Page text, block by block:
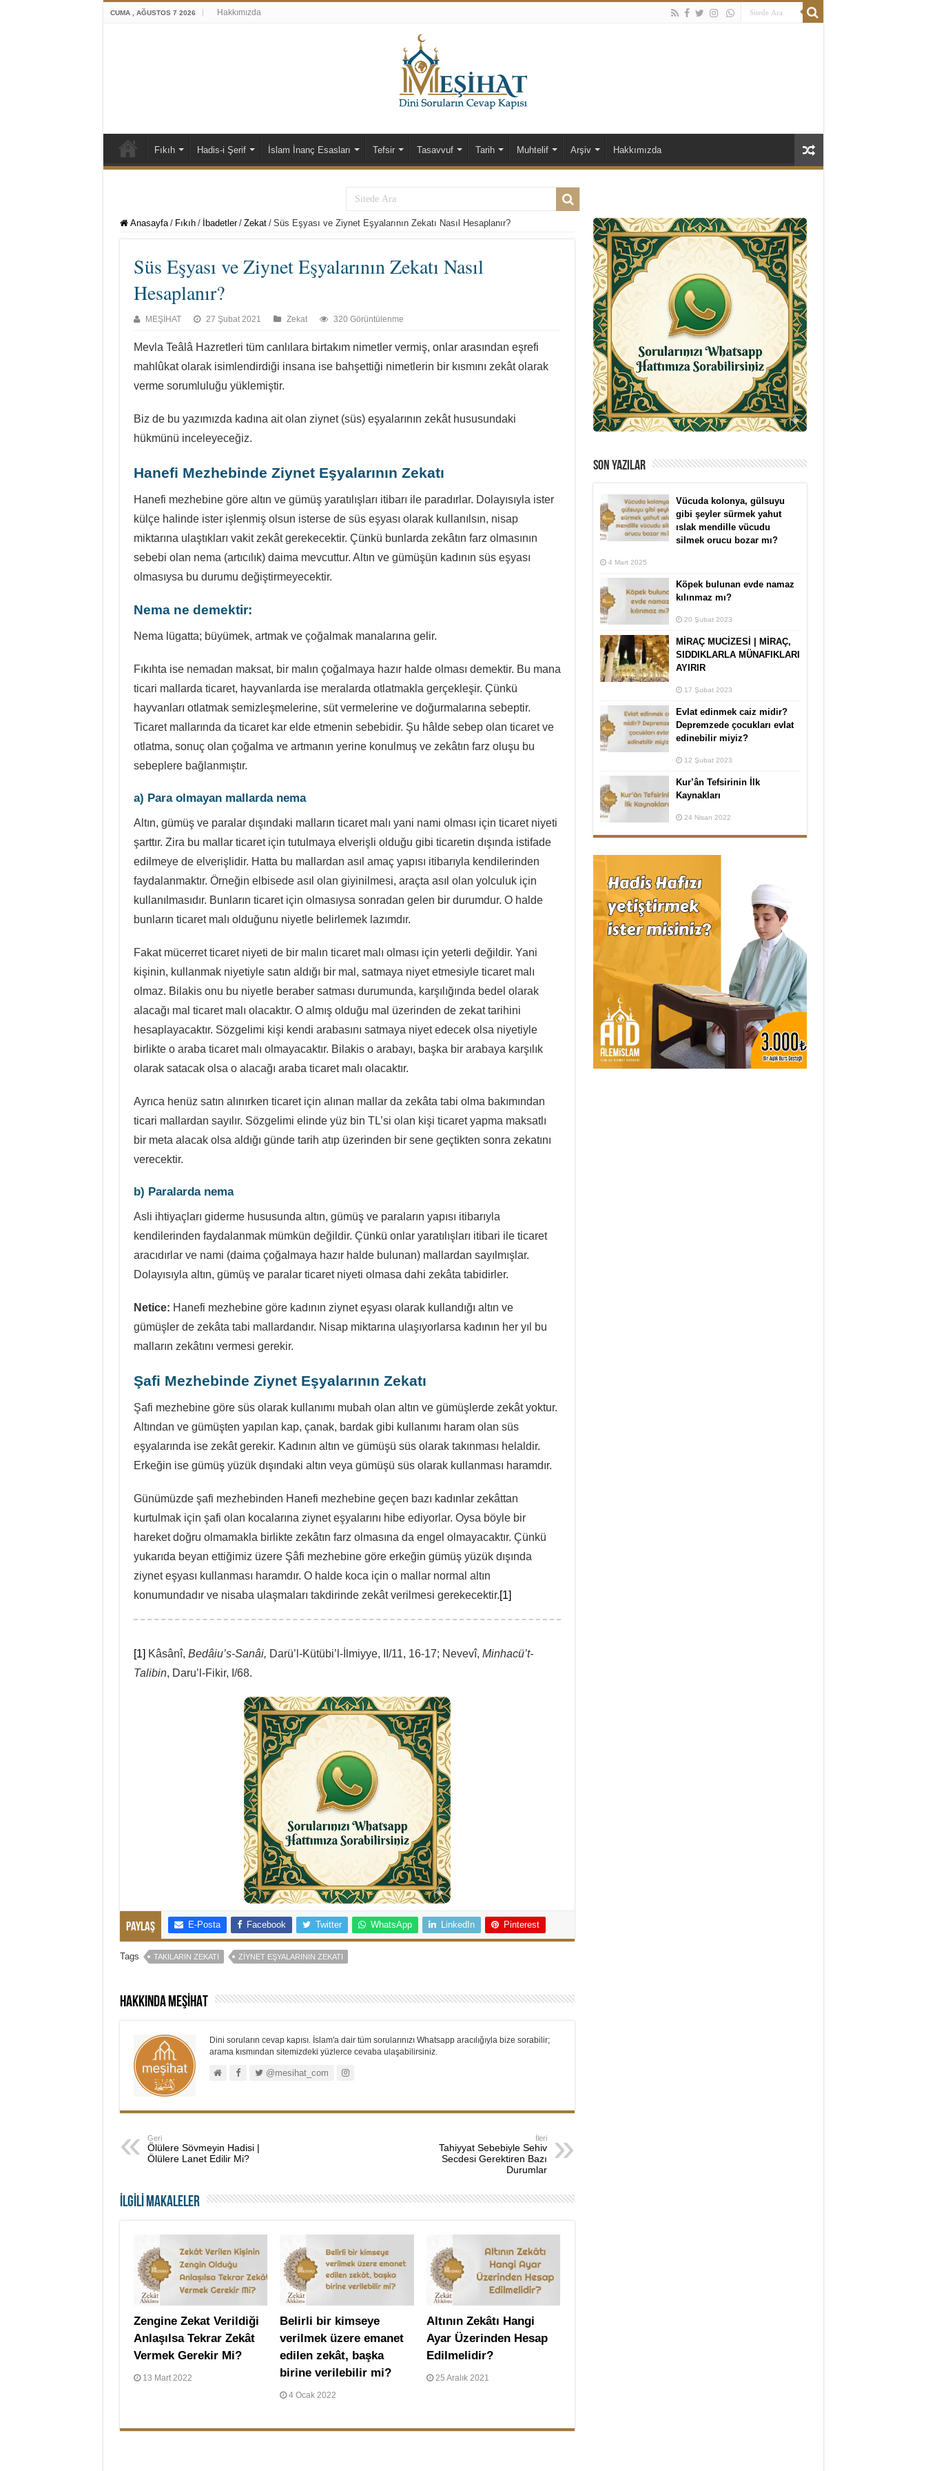
CUMA , AĞUSTOS 7 2026 Hakkımızda
Fıkıh Hadis-i Şerif İslam İnanç Esasları Tefsir Tasavvuf Tarih Muhtelif Arşiv Hakkımızda
Anasayfa / Fıkıh / İbadetler / Zekat / Süs Eşyası ve Ziynet Eşyalarının Zekatı Nasıl Hesaplanır?
Süs Eşyası ve Ziynet Eşyalarının Zekatı Nasıl
Hesaplanır?
MEŞİHAT 27 Şubat 2021 Zekat 320 Görüntülenme
Mevla Teâlâ Hazretleri tüm canlılara birtakım nimetler vermiş, onlar arasından eşrefi
mahlûkat olarak isimlendirdiği insana ise bahşettiği nimetlerin bir kısmını zekât olarak
verme sorumluluğu yüklemiştir.
Biz de bu yazımızda kadına ait olan ziynet (süs) eşyalarının zekât hususundaki
hükmünü inceleyeceğiz.
Hanefi Mezhebinde Ziynet Eşyalarının Zekatı
Hanefi mezhebine göre altın ve gümüş yaratılışları itibarı ile paradırlar. Dolayısıyla ister
külçe halinde ister işlenmiş olsun isterse de süs eşyası olarak kullanılsın, nisap
miktarına ulaştıkları vakit zekât gerekecektir. Çünkü bunlarda zekâtın farz olmasının
sebebi olan nema (artıcılık) daima mevcuttur. Altın ve gümüşün kadının süs eşyası
olmasıysa bu durumu değiştirmeyecektir.
Nema ne demektir:
Nema lügatta; büyümek, artmak ve çoğalmak manalarına gelir.
Fıkıhta ise nemadan maksat, bir malın çoğalmaya hazır halde olması demektir. Bu mana
ticari mallarda ticaret, hayvanlarda ise meralarda otlatmakla gerçekleşir. Çünkü
hayvanları otlatmak semizleşmelerine, süt vermelerine ve doğurmalarına sebeptir.
Ticaret mallarında da ticaret kar elde etmenin sebebidir. Şu hâlde sebep olan ticaret ve
otlatma, sonuç olan çoğalma ve artmanın yerine konulmuş ve zekâtın farz oluşu bu
sebeplere bağlanmıştır.
a) Para olmayan mallarda nema
Altın, gümüş ve paralar dışındaki malların ticaret malı yani nami olması için ticaret niyeti
şarttır. Zira bu mallar ticaret için tutulmaya elverişli olduğu gibi ticaretin dışında istifade
edilmeye de elverişlidir. Hatta bu mallardan asıl amaç yapısı itibarıyla kendilerinden
faydalanmaktır. Örneğin elbisede asıl olan giyinilmesi, araçta asıl olan yolculuk için
kullanılmasıdır. Bunların ticaret için olmasıysa sonradan gelen bir durumdur. O halde
bunların ticaret malı olduğunu niyetle belirlemek lazımdır.
Fakat mücerret ticaret niyeti de bir malın ticaret malı olması için yeterli değildir. Yani
kişinin, kullanmak niyetiyle satın aldığı bir mal, satmaya niyet etmesiyle ticaret malı
olmaz. Bilakis onu bu niyetle beraber satması durumunda, karşılığında bedel olarak
alacağı mal ticaret malı olacaktır. O almış olduğu mal üzerinden de zekat tarihini
hesaplayacaktır. Sözgelimi kişi kendi arabasını satmaya niyet edecek olsa niyetiyle
birlikte o araba ticaret malı olmayacaktır. Bilakis o arabayı, başka bir arabaya karşılık
olarak satacak olsa o alacağı araba ticaret malı olacaktır.
Ayrıca henüz satın alınırken ticaret için alınan mallar da zekâta tabi olma bakımından
ticari mallardan sayılır. Sözgelimi elinde yüz bin TL’si olan kişi ticaret yapma maksatlı
bir meta alacak olsa aldığı günde tarih atıp üzerinden bir sene geçtikten sonra zekatını
verecektir.
b) Paralarda nema
Asli ihtiyaçları giderme hususunda altın, gümüş ve paraların yapısı itibarıyla
kendilerinden faydalanmak mümkün değildir. Çünkü onlar yaratılışları itibari ile ticaret
aracıdırlar ve nami (daima çoğalmaya hazır halde bulunan) mallardan sayılmışlar.
Dolayısıyla altın, gümüş ve paralar ticaret niyeti olmasa dahi zekâta tabidirler.
Netice: Hanefi mezhebine göre kadının ziynet eşyası olarak kullandığı altın ve
gümüşler de zekâta tabi mallardandır. Nisap miktarına ulaşıyorlarsa kadının her yıl bu
malların zekâtını vermesi gerekir.
Şafi Mezhebinde Ziynet Eşyalarının Zekatı
Şafi mezhebine göre süs olarak kullanımı mubah olan altın ve gümüşlerde zekât yoktur.
Altından ve gümüşten yapılan kap, çanak, bardak gibi kullanımı haram olan süs
eşyalarında ise zekât gerekir. Kadının altın ve gümüşü süs olarak takınması helaldir.
Erkeğin ise gümüş yüzük dışındaki altın veya gümüşü süs olarak kullanması haramdır.
Günümüzde şafi mezhebinden Hanefi mezhebine geçen bazı kadınlar zekâttan
kurtulmak için şafi olan kocalarına ziynet eşyalarını hibe ediyorlar. Oysa böyle bir
hareket doğru olmamakla birlikte zekâtın farz olmasına da engel olmayacaktır. Çünkü
yukarıda beyan ettiğimiz üzere Şâfi mezhebine göre erkeğin gümüş yüzük dışında
ziynet eşyası kullanması haramdır. O halde koca için o mallar normal altın
konumundadır ve nisaba ulaşmaları takdirinde zekât verilmesi gerekecektir.[1]
[1] Kâsânî, Bedâiu’s-Sanâi, Darü’l-Kütübi’l-İlmiyye, II/11, 16-17; Nevevî, Minhacü’t-
Talibin, Daru’l-Fikir, I/68.
Paylaş E-Posta Facebook Twitter WhatsApp LinkedIn Pinterest
Tags TAKILARIN ZEKATI ZIYNET EŞYALARININ ZEKATI
Hakkında MEŞİHAT
Dini soruların cevap kapısı. İslam'a dair tüm sorularınızı Whatsapp aracılığıyla bize sorabilir;
arama kısmından sitemizdeki yüzlerce cevaba ulaşabilirsiniz.
@mesihat_com
Geri
Ölülere Sövmeyin Hadisi |
Ölülere Lanet Edilir Mi?
İleri
Tahiyyat Sebebiyle Sehiv
Secdesi Gerektiren Bazı
Durumlar
İLGİLİ MAKALELER
Zengine Zekat Verildiği
Anlaşılsa Tekrar Zekât
Vermek Gerekir Mi?
13 Mart 2022
Belirli bir kimseye
verilmek üzere emanet
edilen zekât, başka
birine verilebilir mi?
4 Ocak 2022
Altının Zekâtı Hangi
Ayar Üzerinden Hesap
Edilmelidir?
25 Aralık 2021
SON YAZILAR
Vücuda kolonya, gülsuyu
gibi şeyler sürmek yahut
ıslak mendille vücudu
silmek orucu bozar mı?
4 Mart 2025
Köpek bulunan evde namaz
kılınmaz mı?
20 Şubat 2023
MİRAÇ MUCİZESİ | MİRAÇ,
SIDDIKLARLA MÜNAFIKLARI
AYIRIR
17 Şubat 2023
Evlat edinmek caiz midir?
Depremzede çocukları evlat
edinebilir miyiz?
12 Şubat 2023
Kur’ân Tefsirinin İlk
Kaynakları
24 Nisan 2022